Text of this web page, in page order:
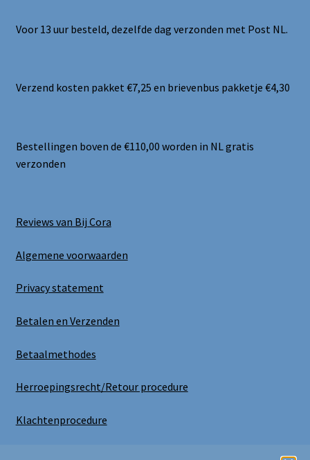
Voor 13 uur besteld, dezelfde dag verzonden met Post NL.
Verzend kosten pakket €7,25 en brievenbus pakketje €4,30
Bestellingen boven de €110,00 worden in NL gratis
verzonden
Reviews van Bij Cora
Algemene voorwaarden
Privacy statement
Betalen en Verzenden
Betaalmethodes
Herroepingsrecht/Retour procedure
Klachtenprocedure